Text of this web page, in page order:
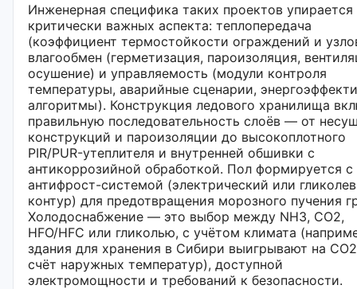
Инженерная специфика таких проектов упирается
критически важных аспекта: теплопередача
(коэффициент термостойкости ограждений и
влагообмен (герметизация, пароизоляция,
осушение) и управляемость (модули контроля
температуры, аварийные сценарии,
алгоритмы). Конструкция ледового хранилища
правильную последовательность слоёв — от
конструкций и пароизоляции до высокоплотного
PIR/PUR-утеплителя и внутренней обшивки с
антикоррозийной обработкой. Пол формируется с
антифрост-системой (электрический или
контур) для предотвращения морозного пучения
Холодоснабжение — это выбор между NH3, CO2,
HFO/HFC или гликолью, с учётом климата
здания для хранения в Сибири выигрывают на
счёт наружных температур), доступной
электромощности и требований к безопасности.